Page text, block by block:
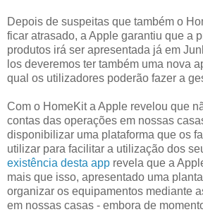
Depois de suspeitas que também o
ficar atrasado, a Apple garantiu que a
produtos irá ser apresentada já em
los deveremos ter também uma nova
qual os utilizadores poderão fazer a
Com o HomeKit a Apple revelou que
contas das operações em nossas
disponibilizar uma plataforma que os
utilizar para facilitar a utilização dos
existência desta app revela que a
mais que isso, apresentado uma
organizar os equipamentos mediante
em nossas casas - embora de